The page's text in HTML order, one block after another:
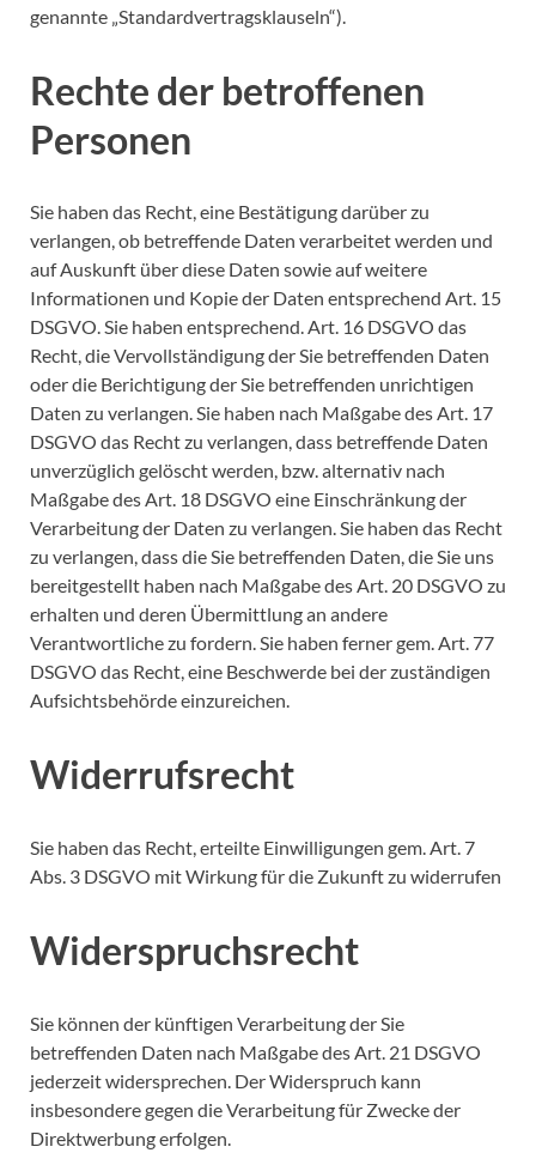
genannte „Standardvertragsklauseln“).
Rechte der betroffenen
Personen
Sie haben das Recht, eine Bestätigung darüber zu
verlangen, ob betreffende Daten verarbeitet werden und
auf Auskunft über diese Daten sowie auf weitere
Informationen und Kopie der Daten entsprechend Art. 15
DSGVO. Sie haben entsprechend. Art. 16 DSGVO das
Recht, die Vervollständigung der Sie betreffenden Daten
oder die Berichtigung der Sie betreffenden unrichtigen
Daten zu verlangen. Sie haben nach Maßgabe des Art. 17
DSGVO das Recht zu verlangen, dass betreffende Daten
unverzüglich gelöscht werden, bzw. alternativ nach
Maßgabe des Art. 18 DSGVO eine Einschränkung der
Verarbeitung der Daten zu verlangen. Sie haben das Recht
zu verlangen, dass die Sie betreffenden Daten, die Sie uns
bereitgestellt haben nach Maßgabe des Art. 20 DSGVO zu
erhalten und deren Übermittlung an andere
Verantwortliche zu fordern. Sie haben ferner gem. Art. 77
DSGVO das Recht, eine Beschwerde bei der zuständigen
Aufsichtsbehörde einzureichen.
Widerrufsrecht
Sie haben das Recht, erteilte Einwilligungen gem. Art. 7
Abs. 3 DSGVO mit Wirkung für die Zukunft zu widerrufen
Widerspruchsrecht
Sie können der künftigen Verarbeitung der Sie
betreffenden Daten nach Maßgabe des Art. 21 DSGVO
jederzeit widersprechen. Der Widerspruch kann
insbesondere gegen die Verarbeitung für Zwecke der
Direktwerbung erfolgen.